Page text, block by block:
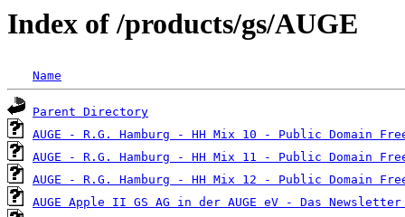
Index of /products/gs/AUGE
Name
Parent Directory
AUGE - R.G. Hamburg - HH Mix 10 - Public Domain
AUGE - R.G. Hamburg - HH Mix 11 - Public Domain
AUGE - R.G. Hamburg - HH Mix 12 - Public Domain
AUGE Apple II GS AG in der AUGE eV - Das